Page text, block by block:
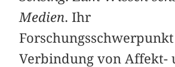
Medien. Ihr
Verbindung von Affekt-